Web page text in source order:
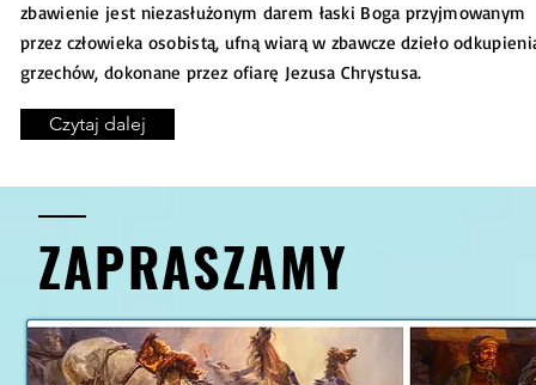
zbawienie jest niezasłużonym darem łaski Boga przyjmowanym
przez człowieka osobistą, ufną wiarą w zbawcze dzieło
grzechów, dokonane przez ofiarę Jezusa Chrystusa.
Czytaj dalej
Z A P R A S Z A M Y